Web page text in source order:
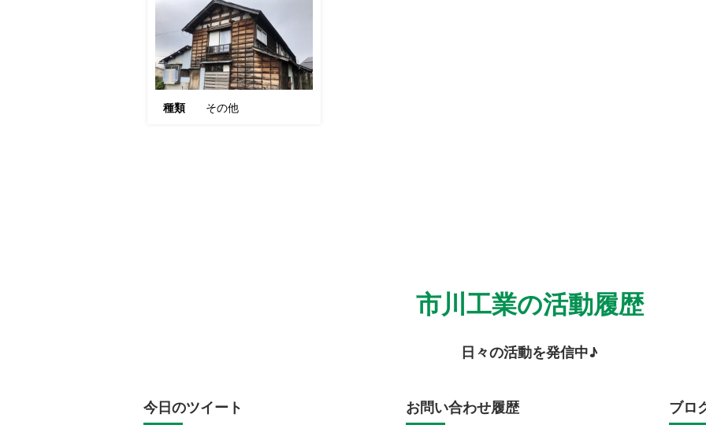
種類 その他
市川工業の活動履歴
日々の活動を発信中♪
今日のツイート お問い合わせ履歴 ブロ